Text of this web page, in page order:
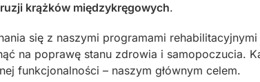
krążków międzykręgowych.
się z naszymi programami
na poprawę stanu zdrowia i samopoczucia.
funkcjonalności – naszym głównym celem.